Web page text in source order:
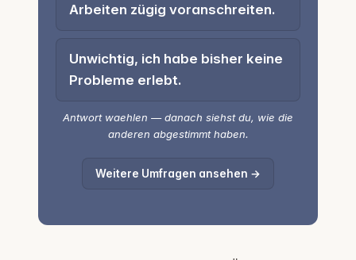
Arbeiten zügig voranschreiten.
Unwichtig, ich habe bisher keine
Probleme erlebt.
Antwort waehlen — danach siehst du, wie die
anderen abgestimmt haben.
Weitere Umfragen ansehen →